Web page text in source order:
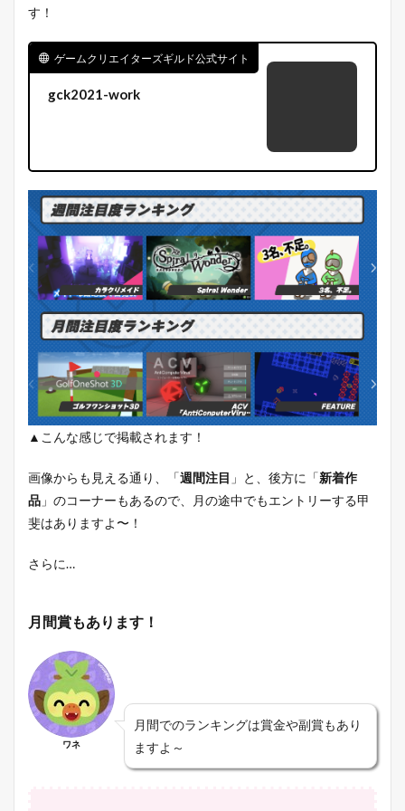
す！
ゲームクリエイターズギルド公式サイト
gck2021-work
▲こんな感じで掲載されます！
画像からも見える通り、「週間注目 」と、後方に「新着作
品 」のコーナーもあるので、月の途中でもエントリーする甲
斐はありますよ〜！
さらに…
月間賞もあります！
ワネ
月間でのランキングは賞金や副賞もあり
ますよ～